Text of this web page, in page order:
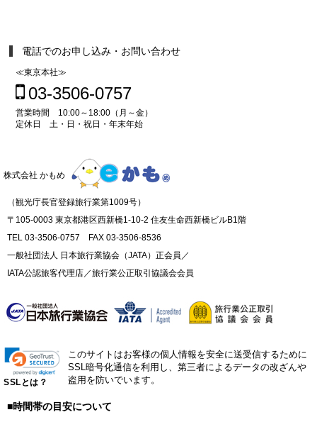
電話でのお申し込み・お問い合わせ
≪東京本社≫
03-3506-0757
営業時間 10:00～18:00（月～金）
定休日 土・日・祝日・年末年始
株式会社 かもめ
（観光庁長官登録旅行業第1009号）
〒105-0003 東京都港区西新橋1-10-2 住友生命西新橋ビルB1階
TEL 03-3506-0757 FAX 03-3506-8536
一般社団法人 日本旅行業協会（JATA）正会員／
IATA公認旅客代理店／旅行業公正取引協議会会員
SSLとは？
このサイトはお客様の個人情報を安全に送受信するために
SSL暗号化通信を利用し、第三者によるデータの改ざんや
盗用を防いでいます。
■時間帯の目安について